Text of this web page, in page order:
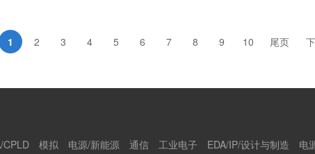
1 2 3 4 5 6 7 8 9 10 尾页
CPLD 模拟 电源/新能源 通信 工业电子 EDA/IP/设计与制造 电